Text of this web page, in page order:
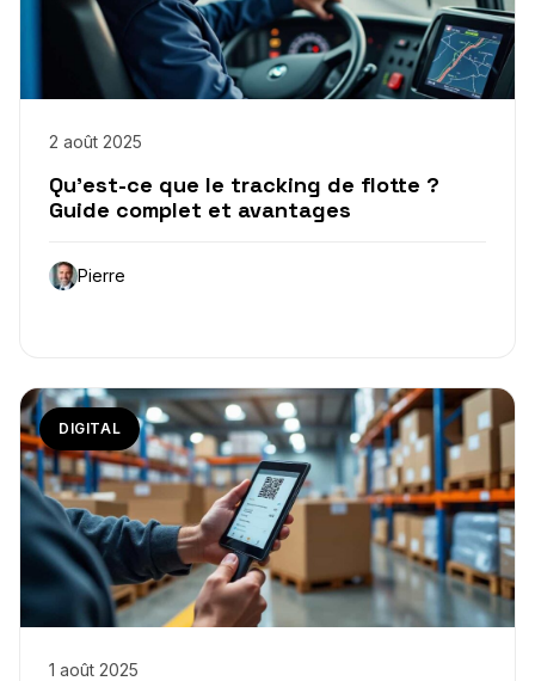
2 août 2025
Qu’est-ce que le tracking de flotte ?
Guide complet et avantages
Pierre
DIGITAL
1 août 2025